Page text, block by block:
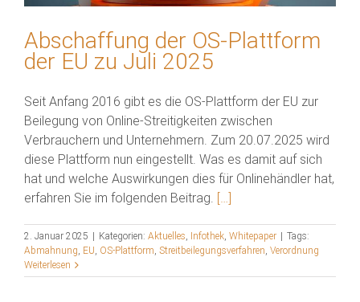
Abschaffung der OS-Plattform
der EU zu Juli 2025
Seit Anfang 2016 gibt es die OS-Plattform der EU zur
Beilegung von Online-Streitigkeiten zwischen
Verbrauchern und Unternehmern. Zum 20.07.2025 wird
diese Plattform nun eingestellt. Was es damit auf sich
hat und welche Auswirkungen dies für Onlinehändler hat,
erfahren Sie im folgenden Beitrag. […]
2. Januar 2025 Kategorien: Aktuelles, Infothek, Whitepaper
Tags:
Abmahnung, EU, OS-Plattform, Streitbeilegungsverfahren, Verordnung
Weiterlesen